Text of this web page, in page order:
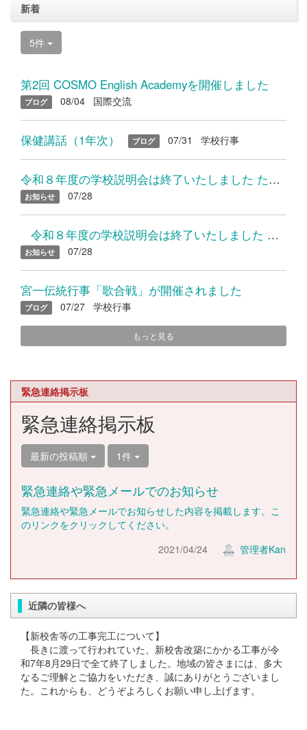
新着
5件
第2回 COSMO English Academyを開催しました
ブログ 08/04 国際交流
保健講話（1年次） ブログ 07/31 学校行事
令和８年度の学校説明会は終了いたしました たくさんのご参加あり...
お知らせ 07/28
令和８年度の学校説明会は終了いたしました たくさんのご参加...
お知らせ 07/28
宮一伝統行事「歌合戦」が開催されました
ブログ 07/27 学校行事
もっと見る
緊急連絡掲示板
緊急連絡掲示板
最新の投稿順 1件
緊急連絡や緊急メールでのお知らせ
緊急連絡や緊急メールでお知らせした内容を掲載します。こ
のリンクをクリックしてください。
2021/04/24
管理者Kan
近隣の皆様へ
【新校舎等の工事完工について】
長きに渡って行われていた、新校舎改築にかかる工事が令
和7年8月29日で全て終了しました。地域の皆さまには、多大
なるご理解とご協力をいただき、誠にありがとうございまし
た。これからも、どうぞよろしくお願い申し上げます。